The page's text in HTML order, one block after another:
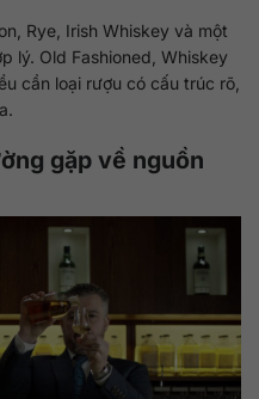
Rye, Irish Whiskey và một
lý. Old Fashioned, Whiskey
cần loại rượu có cấu trúc rõ,
gặp về nguồn